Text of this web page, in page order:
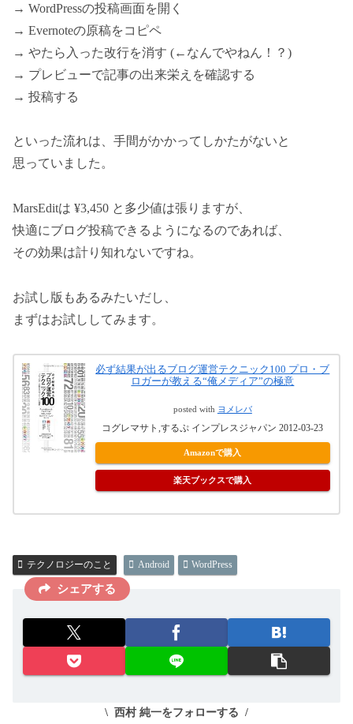
→ WordPressの投稿画面を開く
→ Evernoteの原稿をコピペ
→ やたら入った改行を消す (←なんでやねん！？)
→ プレビューで記事の出来栄えを確認する
→ 投稿する
といった流れは、手間がかかってしかたがないと
思っていました。
MarsEditは ¥3,450 と多少値は張りますが、
快適にブログ投稿できるようになるのであれば、
その効果は計り知れないですね。
お試し版もあるみたいだし、
まずはお試ししてみます。
必ず結果が出るブログ運営テクニック100 プロ・ブ
ロガーが教える“俺メディア”の極意
posted with ヨメレバ
コグレマサト,するぷ インプレスジャパン 2012-03-23
Amazonで購入
楽天ブックスで購入
テクノロジーのこと Android WordPress
シェアする
西村 純一をフォローする